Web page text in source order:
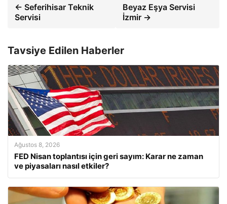
← Seferihisar Teknik
Servisi
Beyaz Eşya Servisi
İzmir →
Tavsiye Edilen Haberler
Ağustos 8, 2026
FED Nisan toplantısı için geri sayım: Karar ne zaman
ve piyasaları nasıl etkiler?